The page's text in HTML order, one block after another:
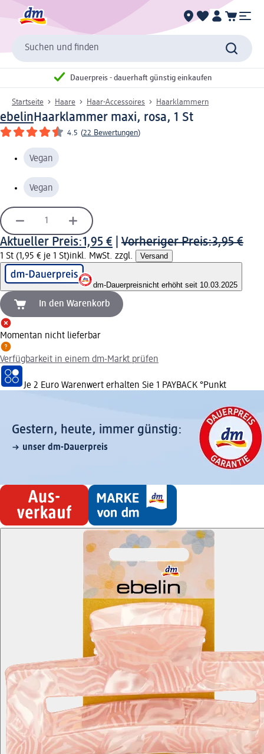
Suchen und finden
Dauerpreis - dauerhaft günstig einkaufen
Startseite Haare Haar-Accessoires Haarklammern
ebelin Haarklammer maxi, rosa, 1 St
4.5 (22 Bewertungen)
Vegan
Vegan
Aktueller Preis:1,95 € Vorheriger Preis:3,95 €
1 St (1,95 € je 1 St)inkl. MwSt. zzgl. Versand
dm-Dauerpreisnicht erhöht seit 10.03.2025
In den Warenkorb
Momentan nicht lieferbar
Verfügbarkeit in einem dm-Markt prüfen
Je 2 Euro Warenwert erhalten Sie 1 PAYBACK °Punkt
Gestern, heute, immer günstig:
unser dm-Dauerpreis